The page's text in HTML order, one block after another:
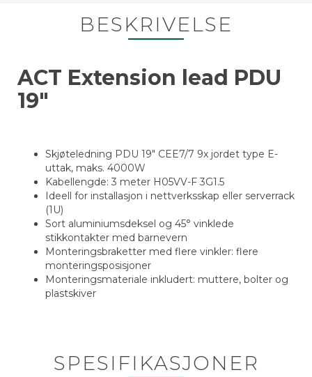
BESKRIVELSE
ACT Extension lead PDU
19"
Skjøteledning PDU 19" CEE7/7 9x jordet type E-
uttak, maks. 4000W
Kabellengde: 3 meter H05VV-F 3G1.5
Ideell for installasjon i nettverksskap eller serverrack
(1U)
Sort aluminiumsdeksel og 45° vinklede
stikkontakter med barnevern
Monteringsbraketter med flere vinkler: flere
monteringsposisjoner
Monteringsmateriale inkludert: muttere, bolter og
plastskiver
SPESIFIKASJONER